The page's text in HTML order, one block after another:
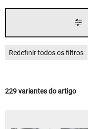
Redefinir todos os filtros
229 variantes do artigo